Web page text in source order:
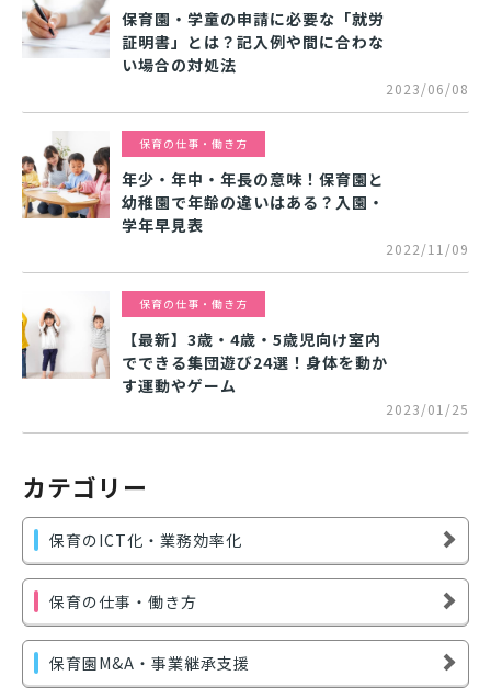
保育園・学童の申請に必要な「就労
証明書」とは？記入例や間に合わな
い場合の対処法
2023/06/08
保育の仕事・働き方
年少・年中・年長の意味！保育園と
幼稚園で年齢の違いはある？入園・
学年早見表
2022/11/09
保育の仕事・働き方
【最新】3歳・4歳・5歳児向け室内
でできる集団遊び24選！身体を動か
す運動やゲーム
2023/01/25
カテゴリー
保育のICT化・業務効率化
保育の仕事・働き方
保育園M&A・事業継承支援